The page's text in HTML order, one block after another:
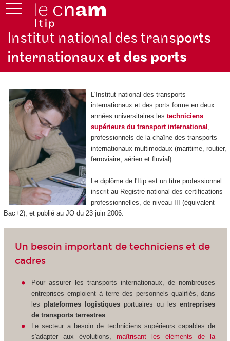
Institut national des transports
internationauxet des ports
L'Institut national des transports
internationaux et des ports forme en deux
années universitaires les techniciens
supérieurs du transport international
professionnels de la chaîne des transports
internationaux multimodaux (maritime, routier,
ferroviaire, aérien et fluvial).
Le diplôme de l'Itip est un titre professionnel
inscrit au Registre national des certifications
professionnelles, de niveau III (équivalent
Bac+2), et publié au JO du 23 juin 2006.
Un besoin important de techniciens et de
cadres
Pour assurer les transports internationaux, de nombreuses
entreprises emploient à terre des personnels qualifiés, dans
les plateformes logistiques portuaires ou lesentreprises
de transports terrestres
Le secteur a besoin de techniciens supérieurs capables de
s'adapter aux évolutions, maîtrisant les éléments de la